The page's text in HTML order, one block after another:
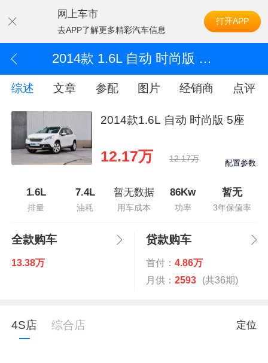
网上车市
去APP了解更多精彩汽车信息
打开APP
2014款 1.6L 自动 时尚版 5座
综述 文章 参配 图片 经销商 点评
2014款1.6L 自动 时尚版 5座
12.17万 12.17万 配置参数
1.6L
排量
7.4L
油耗
暂无数据
用车成本
86Kw
功率
暂无
3年保值率
全款购车
13.38万
贷款购车
首付： 4.86万
月供： 2593 (共36期)
4S店 综合店 定位